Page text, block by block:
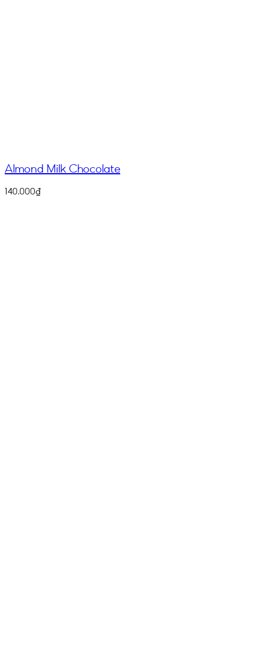
Almond Milk Chocolate
140.000₫